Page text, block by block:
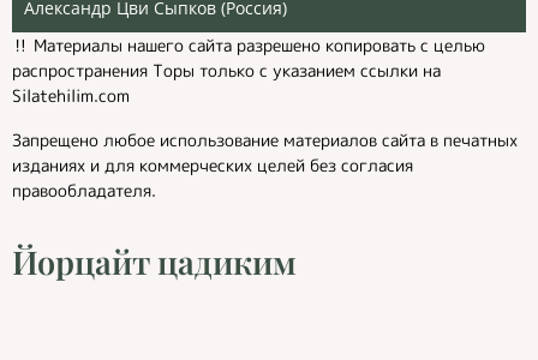
Александр Цви Сыпков (Россия)
‼️ Материалы нашего сайта разрешено копировать с целью
распространения Торы только с указанием ссылки на
Silatehilim.com
Запрещено любое использование материалов сайта в печатных
изданиях и для коммерческих целей без согласия
правообладателя.
Йорцайт цадиким